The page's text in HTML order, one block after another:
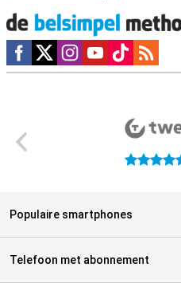
Social media
4.5 sterren
Populaire smartphones
Telefoon met abonnement